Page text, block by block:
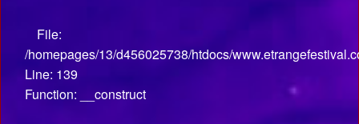
File:
/homepages/13/d456025738/htdocs/
Line: 139
Function: __construct